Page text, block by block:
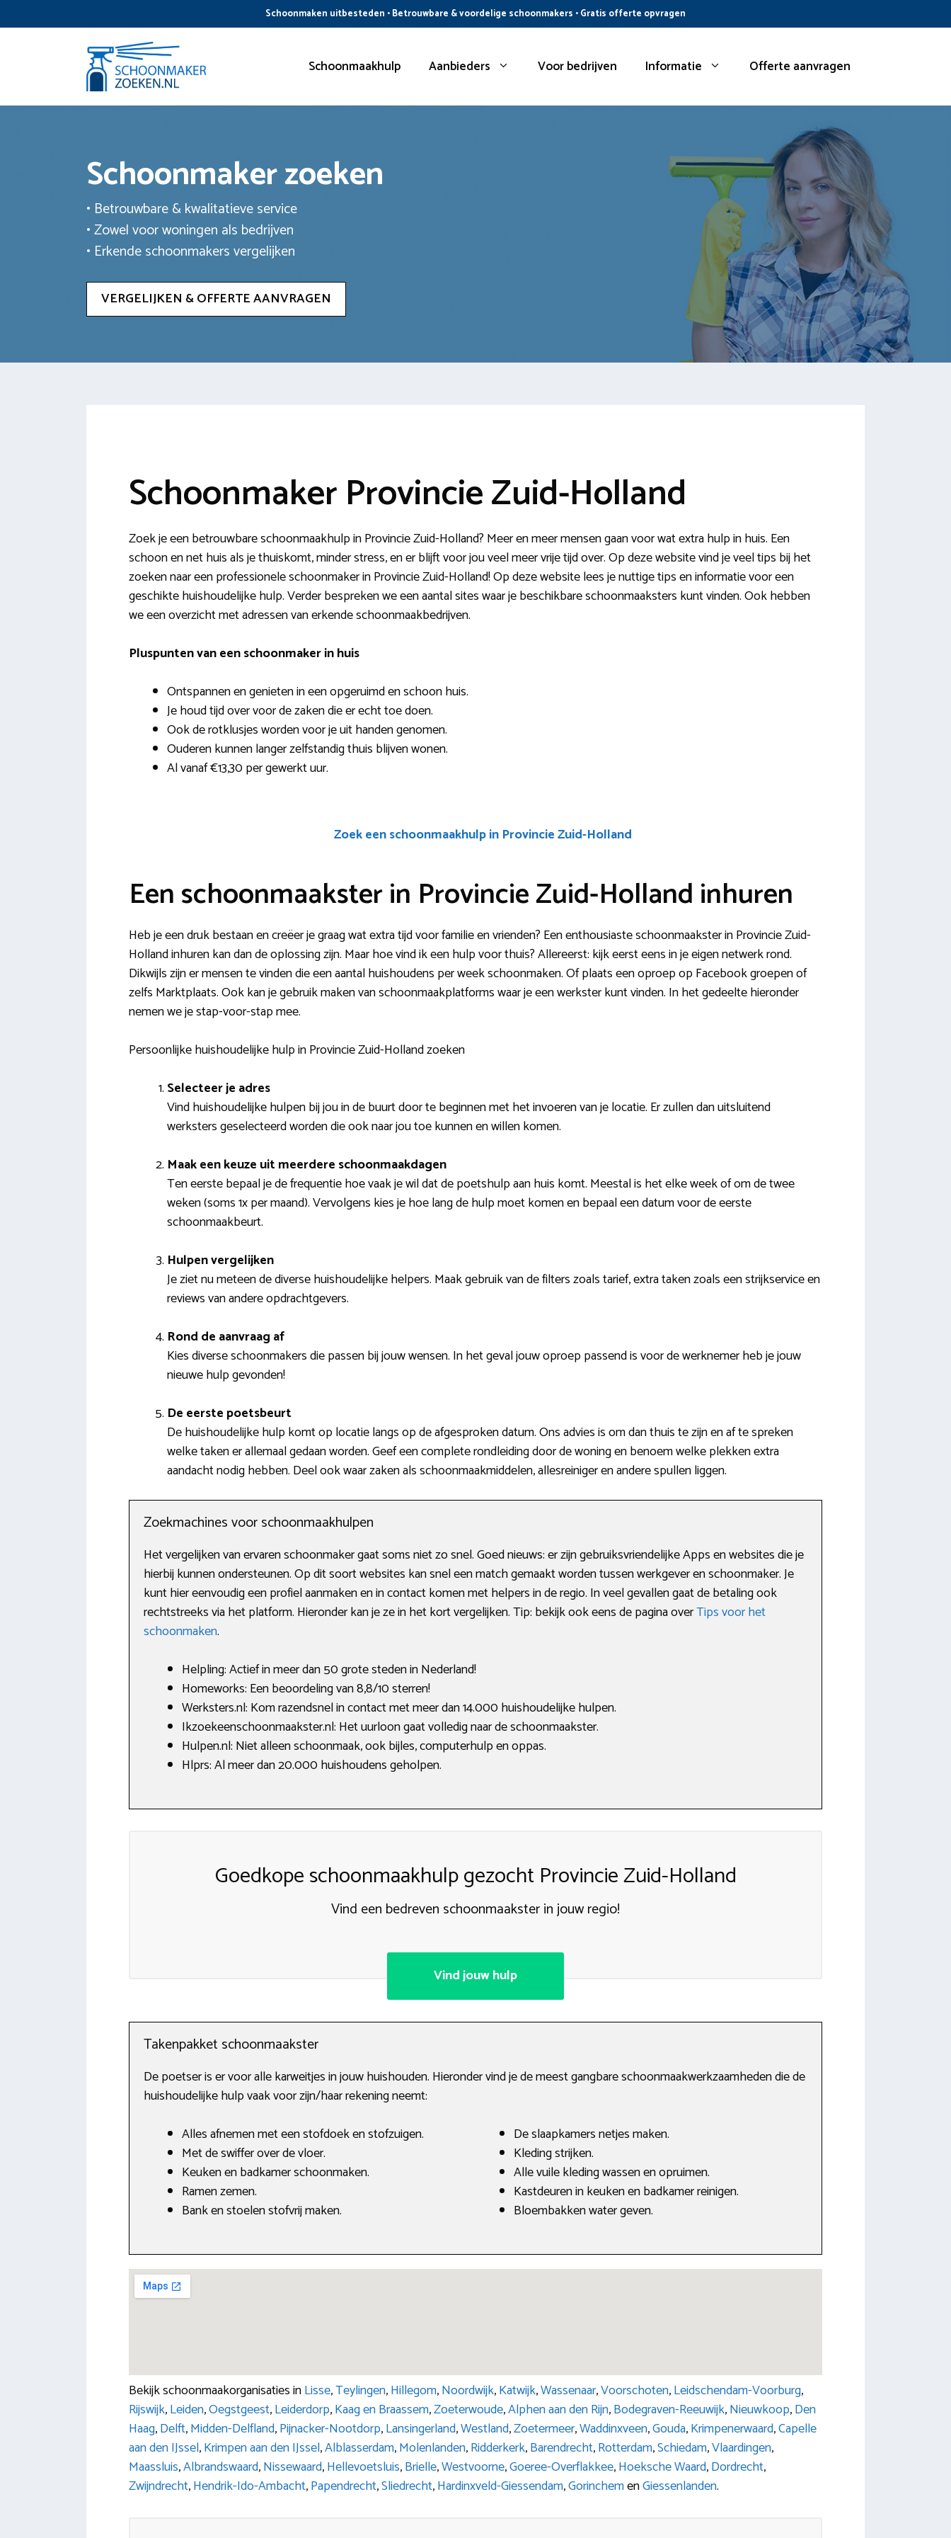
naar
Schoonmaken uitbesteden • Betrouwbare & voordelige schoonmakers • Gratis offerte opvragen
Schoonmaakhulp Aanbieders Voor bedrijven Informatie Offerte aanvragen
Schoonmaker zoeken
• Betrouwbare & kwalitatieve service
• Zowel voor woningen als bedrijven
• Erkende schoonmakers vergelijken
VERGELIJKEN & OFFERTE AANVRAGEN
Schoonmaker Provincie Zuid-Holland
Zoek je een betrouwbare schoonmaakhulp in Provincie Zuid-Holland? Meer en meer mensen gaan voor wat extra hulp in huis. Een
schoon en net huis als je thuiskomt, minder stress, en er blijft voor jou veel meer vrije tijd over. Op deze website vind je veel tips bij het
zoeken naar een professionele schoonmaker in Provincie Zuid-Holland! Op deze website lees je nuttige tips en informatie voor een
geschikte huishoudelijke hulp. Verder bespreken we een aantal sites waar je beschikbare schoonmaaksters kunt vinden. Ook hebben
we een overzicht met adressen van erkende schoonmaakbedrijven.
Pluspunten van een schoonmaker in huis
Ontspannen en genieten in een opgeruimd en schoon huis.
Je houd tijd over voor de zaken die er echt toe doen.
Ook de rotklusjes worden voor je uit handen genomen.
Ouderen kunnen langer zelfstandig thuis blijven wonen.
Al vanaf €13,30 per gewerkt uur.
Zoek een schoonmaakhulp in Provincie Zuid-Holland
Een schoonmaakster in Provincie Zuid-Holland inhuren
Heb je een druk bestaan en creëer je graag wat extra tijd voor familie en vrienden? Een enthousiaste schoonmaakster in Provincie Zuid-
Holland inhuren kan dan de oplossing zijn. Maar hoe vind ik een hulp voor thuis? Allereerst: kijk eerst eens in je eigen netwerk rond.
Dikwijls zijn er mensen te vinden die een aantal huishoudens per week schoonmaken. Of plaats een oproep op Facebook groepen of
zelfs Marktplaats. Ook kan je gebruik maken van schoonmaakplatforms waar je een werkster kunt vinden. In het gedeelte hieronder
nemen we je stap-voor-stap mee.
Persoonlijke huishoudelijke hulp in Provincie Zuid-Holland zoeken
Selecteer je adres
Vind huishoudelijke hulpen bij jou in de buurt door te beginnen met het invoeren van je locatie. Er zullen dan uitsluitend
werksters geselecteerd worden die ook naar jou toe kunnen en willen komen.
Maak een keuze uit meerdere schoonmaakdagen
Ten eerste bepaal je de frequentie hoe vaak je wil dat de poetshulp aan huis komt. Meestal is het elke week of om de twee
weken (soms 1x per maand). Vervolgens kies je hoe lang de hulp moet komen en bepaal een datum voor de eerste
schoonmaakbeurt.
Hulpen vergelijken
Je ziet nu meteen de diverse huishoudelijke helpers. Maak gebruik van de filters zoals tarief, extra taken zoals een strijkservice en
reviews van andere opdrachtgevers.
Rond de aanvraag af
Kies diverse schoonmakers die passen bij jouw wensen. In het geval jouw oproep passend is voor de werknemer heb je jouw
nieuwe hulp gevonden!
De eerste poetsbeurt
De huishoudelijke hulp komt op locatie langs op de afgesproken datum. Ons advies is om dan thuis te zijn en af te spreken
welke taken er allemaal gedaan worden. Geef een complete rondleiding door de woning en benoem welke plekken extra
aandacht nodig hebben. Deel ook waar zaken als schoonmaakmiddelen, allesreiniger en andere spullen liggen.
Zoekmachines voor schoonmaakhulpen
Het vergelijken van ervaren schoonmaker gaat soms niet zo snel. Goed nieuws: er zijn gebruiksvriendelijke Apps en websites die je
hierbij kunnen ondersteunen. Op dit soort websites kan snel een match gemaakt worden tussen werkgever en schoonmaker. Je
kunt hier eenvoudig een profiel aanmaken en in contact komen met helpers in de regio. In veel gevallen gaat de betaling ook
rechtstreeks via het platform. Hieronder kan je ze in het kort vergelijken. Tip: bekijk ook eens de pagina overTips voor het
schoonmaken.
Helpling: Actief in meer dan 50 grote steden in Nederland!
Homeworks: Een beoordeling van 8,8/10 sterren!
Werksters.nl: Kom razendsnel in contact met meer dan 14.000 huishoudelijke hulpen.
Ikzoekeenschoonmaakster.nl: Het uurloon gaat volledig naar de schoonmaakster.
Hulpen.nl: Niet alleen schoonmaak, ook bijles, computerhulp en oppas.
Hlprs: Al meer dan 20.000 huishoudens geholpen.
Goedkope schoonmaakhulp gezocht Provincie Zuid-Holland
Vind een bedreven schoonmaakster in jouw regio!
Vind jouw hulp
Takenpakket schoonmaakster
De poetser is er voor alle karweitjes in jouw huishouden. Hieronder vind je de meest gangbare schoonmaakwerkzaamheden die de
huishoudelijke hulp vaak voor zijn/haar rekening neemt:
Alles afnemen met een stofdoek en stofzuigen.
Met de swiffer over de vloer.
Keuken en badkamer schoonmaken.
Ramen zemen.
Bank en stoelen stofvrij maken.
De slaapkamers netjes maken.
Kleding strijken.
Alle vuile kleding wassen en opruimen.
Kastdeuren in keuken en badkamer reinigen.
Bloembakken water geven.
Bekijk schoonmaakorganisaties inLisse,Teylingen,Hillegom,Noordwijk,Katwijk,Wassenaar,Voorschoten,Leidschendam-Voorburg,
Rijswijk,Leiden,Oegstgeest,Leiderdorp,Kaag en Braassem,Zoeterwoude,Alphen aan den Rijn,Bodegraven-Reeuwijk,Nieuwkoop,Den
Haag,Delft,Midden-Delfland,Pijnacker-Nootdorp,Lansingerland,Westland,Zoetermeer,Waddinxveen,Gouda,Krimpenerwaard,Capelle
aan den IJssel,Krimpen aan den IJssel,Alblasserdam,Molenlanden,Ridderkerk,Barendrecht,Rotterdam,Schiedam,Vlaardingen,
Maassluis,Albrandswaard,Nissewaard,Hellevoetsluis,Brielle,Westvoorne,Goeree-Overflakkee,Hoeksche Waard,Dordrecht,
Zwijndrecht,Hendrik-Ido-Ambacht,Papendrecht,Sliedrecht,Hardinxveld-Giessendam,GorinchemenGiessenlanden.